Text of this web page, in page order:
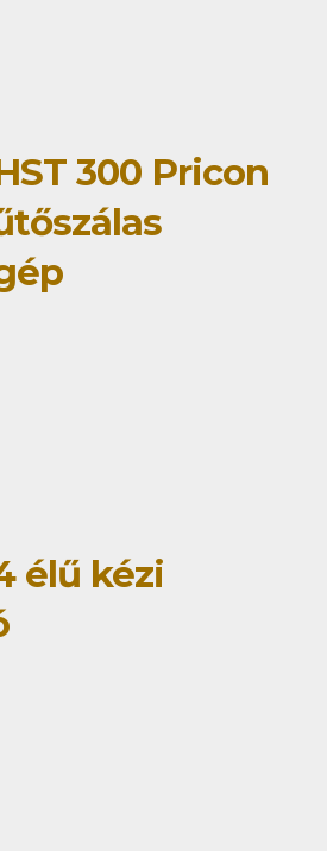
300 Pricon
élű kézi